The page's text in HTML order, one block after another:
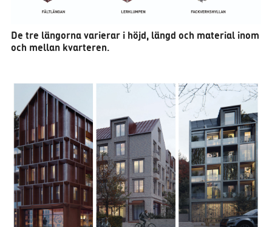
De tre längorna varierar i höjd, längd och material inom
och mellan kvarteren.